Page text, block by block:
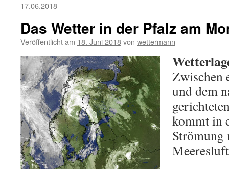
17.06.2018
Das Wetter in der Pfalz am
Veröffentlicht am 18. Juni 2018von wettermann
Zwischen
und dem
kommt in
Strömung